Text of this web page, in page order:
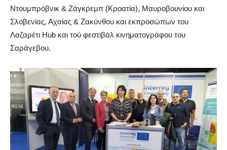
Ντουμπρόβνικ & Ζάγκρεμπ (Κροατία), Μαυροβουνίου και
Σλοβενίας, Αχαίας & Ζακύνθου και εκπροσώπων του
Λαζαρέτι Hub και τού φεστιβάλ κινηματογράφου του
Σαράγεβου.